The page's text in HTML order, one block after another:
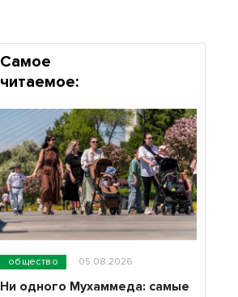
Самое
читаемое:
общество 05.08.2026
Ни одного Мухаммеда: самые